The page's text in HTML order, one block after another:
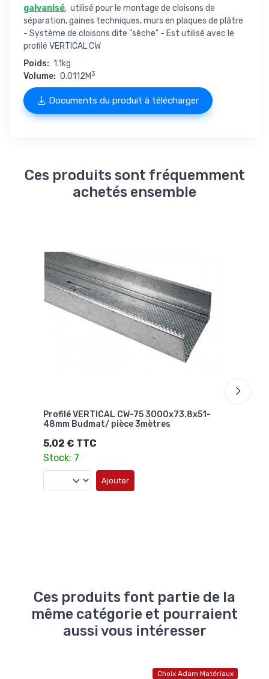
galvanisé, utilisé pour le montage de cloisons de
séparation, gaines techniques, murs en plaques de plâtre
- Système de cloisons dite "sèche" - Est utilisé avec le
profilé VERTICAL CW
Poids: 1.1kg
Volume: 0.0112M3
Documents du produit à télécharger
Ces produits sont fréquemment
achetés ensemble
Profilé VERTICAL CW-75 3000x73.8x51-
48mm Budmat/ pièce 3mètres
5,02 € TTC
Stock: 7
Ajouter
Ces produits font partie de la
même catégorie et pourraient
aussi vous intéresser
Choix Adam Matériaux